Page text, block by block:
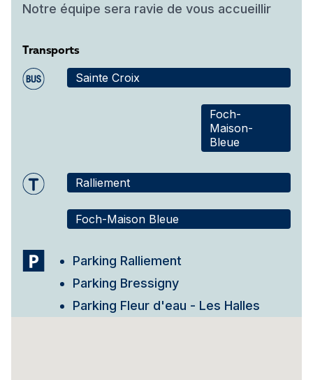
Notre équipe sera ravie de vous accueillir
Transports
Sainte Croix
Foch-
Maison-
Bleue
Ralliement
Foch-Maison Bleue
Parking Ralliement
Parking Bressigny
Parking Fleur d'eau - Les Halles